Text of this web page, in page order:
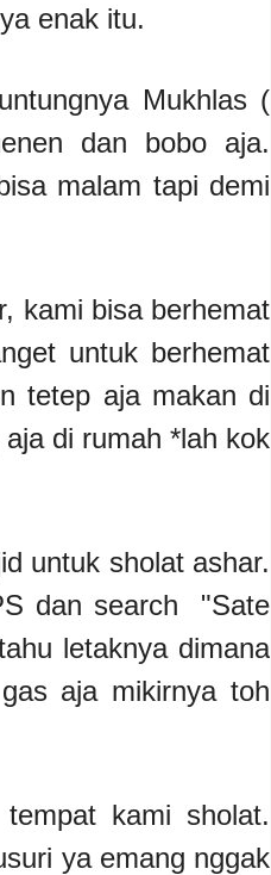
enak itu.
Mukhlas (
dan bobo aja.
malam tapi demi
kami bisa berhemat
untuk berhemat
tetep aja makan di
di rumah *lah kok
untuk sholat ashar.
dan search "Sate
letaknya dimana
aja mikirnya toh
kami sholat.
ya emang nggak